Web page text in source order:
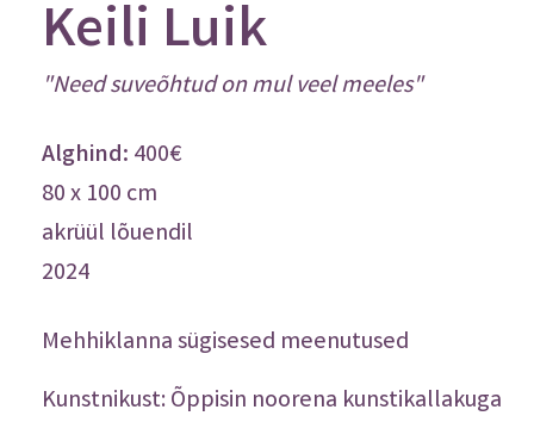
Keili Luik
"Need suveõhtud on mul veel meeles"
400€
80 x 100 cm
akrüül lõuendil
2024
Mehhiklanna sügisesed meenutused
Kunstnikust: Õppisin noorena kunstikallakuga